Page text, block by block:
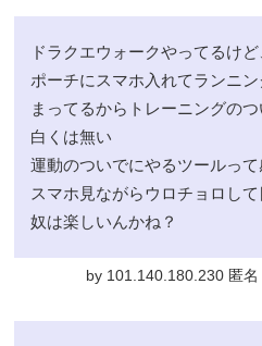
ドラクエウォークやってるけ
ポーチにスマホ入れてランニ
まってるからトレーニングの
白くは無い
運動のついでにやるツールって
スマホ見ながらウロチョロし
奴は楽しいんかね？
by 101.140.180.230 匿名